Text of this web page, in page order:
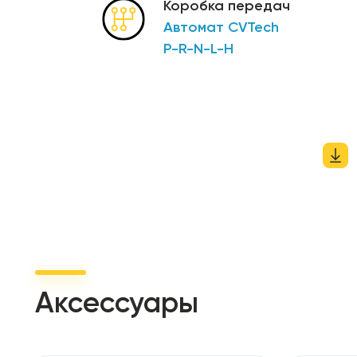
стальной багажник
Лебедка грузоподъемностью 1361 кг (3000
буксировочная способность 453 кг (1000 фунтов)
Коробка передач
Автомат CVTech
P-R-N-L-H
Аксессуары